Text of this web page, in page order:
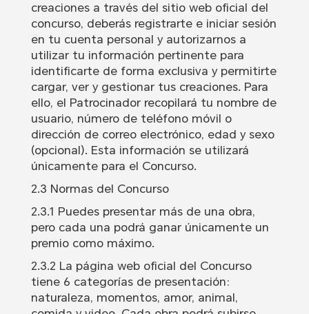
creaciones a través del sitio web oficial del
concurso, deberás registrarte e iniciar sesión
en tu cuenta personal y autorizarnos a
utilizar tu información pertinente para
identificarte de forma exclusiva y permitirte
cargar, ver y gestionar tus creaciones. Para
ello, el Patrocinador recopilará tu nombre de
usuario, número de teléfono móvil o
dirección de correo electrónico, edad y sexo
(opcional). Esta información se utilizará
únicamente para el Concurso.
2.3 Normas del Concurso
2.3.1 Puedes presentar más de una obra,
pero cada una podrá ganar únicamente un
premio como máximo.
2.3.2 La página web oficial del Concurso
tiene 6 categorías de presentación:
naturaleza, momentos, amor, animal,